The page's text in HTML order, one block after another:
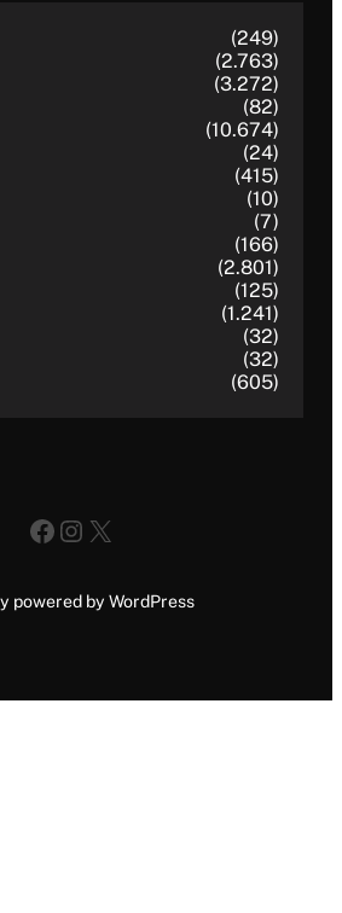
(249)
(2.763)
(3.272)
(82)
(10.674)
(24)
(415)
(10)
(7)
(166)
(2.801)
(125)
(1.241)
(32)
(32)
(605)
Facebook
Instagram
X
powered by WordPress